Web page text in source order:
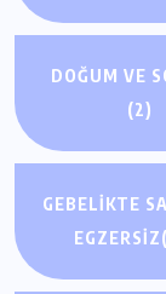
DOĞUM VE
(2)
GEBELIKTE
EGZERSIZ